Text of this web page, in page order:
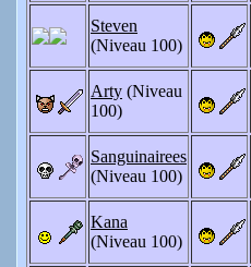
Steven
(Niveau 100)
Arty (Niveau
100)
Sanguinairees
(Niveau 100)
Kana
(Niveau 100)